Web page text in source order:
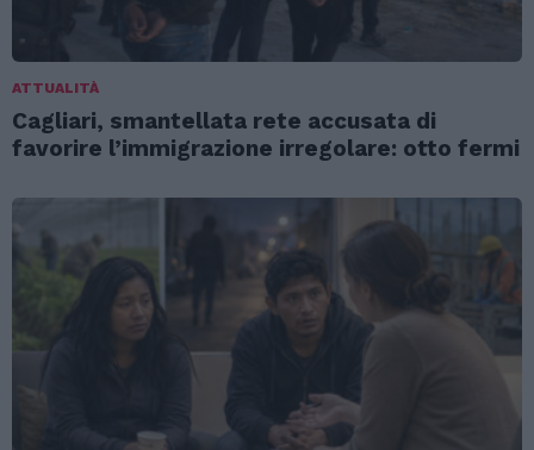
ATTUALITÀ
Cagliari, smantellata rete accusata di
favorire l’immigrazione irregolare: otto fermi